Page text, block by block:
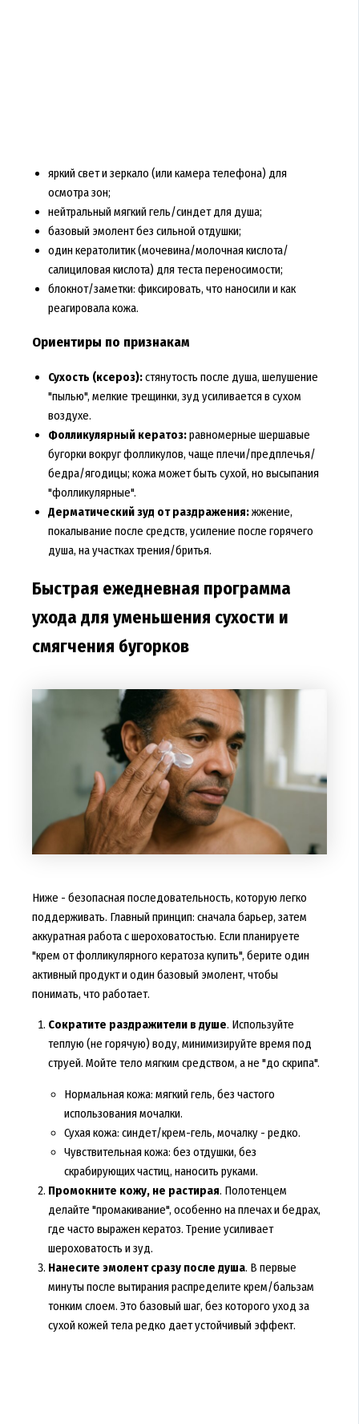
яркий свет и зеркало (или камера телефона) для
осмотра зон;
нейтральный мягкий гель/синдет для душа;
базовый эмолент без сильной отдушки;
один кератолитик (мочевина/молочная кислота/
салициловая кислота) для теста переносимости;
блокнот/заметки: фиксировать, что наносили и как
реагировала кожа.
Ориентиры по признакам
Сухость (ксероз):стянутость после душа, шелушение
"пылью", мелкие трещинки, зуд усиливается в сухом
воздухе.
Фолликулярный кератоз:равномерные шершавые
бугорки вокруг фолликулов, чаще плечи/предплечья/
бедра/ягодицы; кожа может быть сухой, но высыпания
"фолликулярные".
Дерматический зуд от раздражения:жжение,
покалывание после средств, усиление после горячего
душа, на участках трения/бритья.
Быстрая ежедневная программа
ухода для уменьшения сухости и
смягчения бугорков
Ниже - безопасная последовательность, которую легко
поддерживать. Главный принцип: сначала барьер, затем
аккуратная работа с шероховатостью. Если планируете
"крем от фолликулярного кератоза купить", берите один
активный продукт и один базовый эмолент, чтобы
понимать, что работает.
Сократите раздражители в душе. Используйте
теплую (не горячую) воду, минимизируйте время под
струей. Мойте тело мягким средством, а не "до скрипа".
Нормальная кожа: мягкий гель, без частого
использования мочалки.
Сухая кожа: синдет/крем-гель, мочалку - редко.
Чувствительная кожа: без отдушки, без
скрабирующих частиц, наносить руками.
Промокните кожу, не растирая. Полотенцем
делайте "промакивание", особенно на плечах и бедрах,
где часто выражен кератоз. Трение усиливает
шероховатость и зуд.
Нанесите эмолент сразу после душа. В первые
минуты после вытирания распределите крем/бальзам
тонким слоем. Это базовый шаг, без которого уход за
сухой кожей тела редко дает устойчивый эффект.